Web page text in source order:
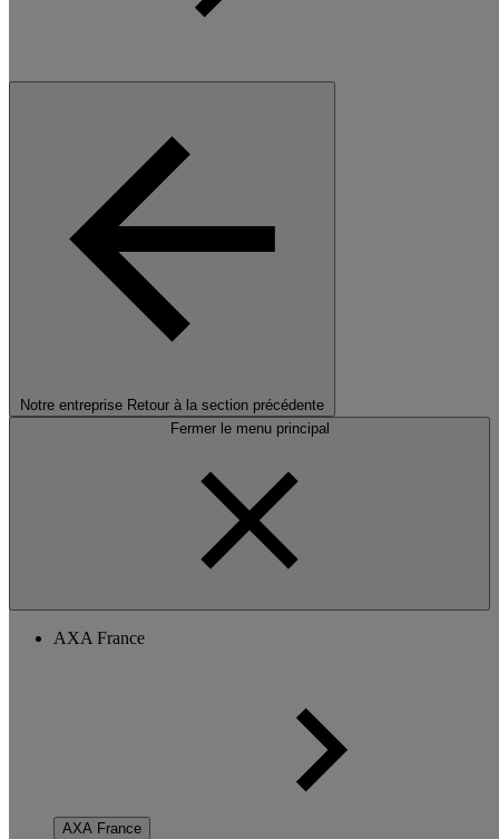
Notre entreprise Retour à la section précédente
Fermer le menu principal
AXA France
AXA France